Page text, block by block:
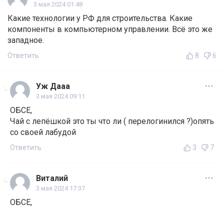
3 мая 2024 01:48
Какие технологии у РФ для строительства. Какие
компоненты в компьютерном управлении. Всё это же
западное.
Ответить 8 6
Уж Дааа
3 мая 2024 09:11
ОБСЕ,
Чай с лепёшкой это ты что ли ( перелогинился ?)опять
со своей лабудой
Ответить 3 7
Виталий
3 мая 2024 17:37
ОБСЕ,